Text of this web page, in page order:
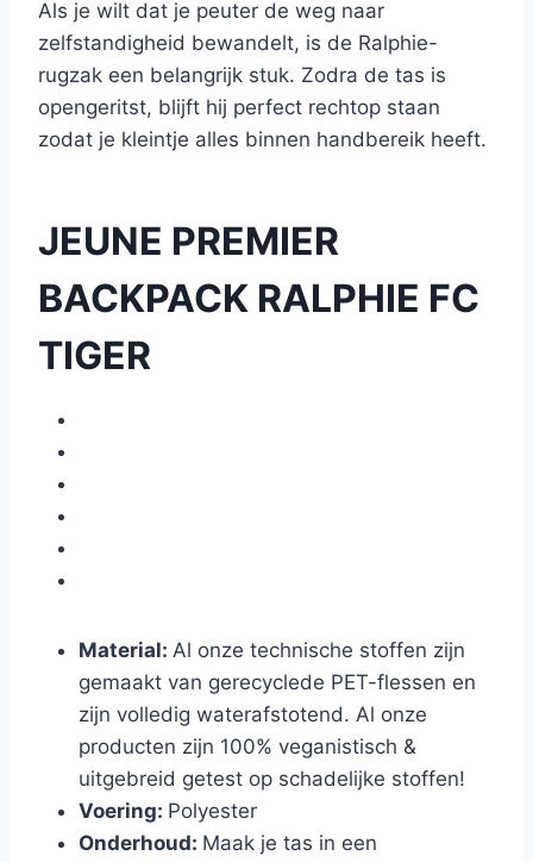
Als je wilt dat je peuter de weg naar
zelfstandigheid bewandelt, is de Ralphie-
rugzak een belangrijk stuk. Zodra de tas is
opengeritst, blijft hij perfect rechtop staan
zodat je kleintje alles binnen handbereik heeft.
JEUNE PREMIER
BACKPACK RALPHIE FC
TIGER
Material: Al onze technische stoffen zijn
gemaakt van gerecyclede PET-flessen en
zijn volledig waterafstotend. Al onze
producten zijn 100% veganistisch &
uitgebreid getest op schadelijke stoffen!
Voering: Polyester
Onderhoud: Maak je tas in een